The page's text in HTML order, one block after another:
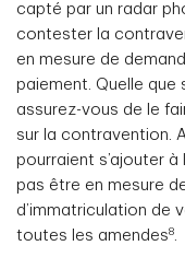
capté par un radar
contester la
en mesure de
paiement. Quelle que
assurez-vous de le
sur la contravention.
pourraient s’ajouter à
pas être en mesure
d’immatriculation de
toutes les amendes8.